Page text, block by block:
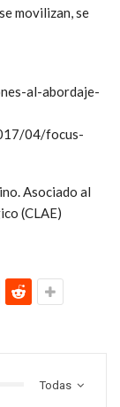
movilizan, se
al-abordaje-
04/focus-
Asociado al
(CLAE)
Todas